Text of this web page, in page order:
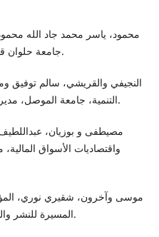
محمود، ياسر محمد جاد الله
جامعة حلوان قسم الاقتصاد، مطبعة الأسراء، 2003.
النجيفي والقريشي، سالم توفيق
التنمية، جامعة الموصل، مديرية دار الكتب للطباعة والنشر، 1988.
مصيطفى و بوزيان،
واقتصاديات الأسواق
موسى وآخرون، شقيري نوري،
المسيرة للنشر والتوزيع والطباعة، الطبعة الاولى 2009.